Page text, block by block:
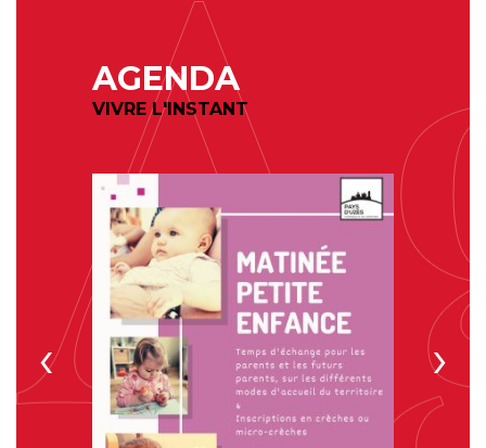
AGENDA
VIVRE L'INSTANT
‹ ›